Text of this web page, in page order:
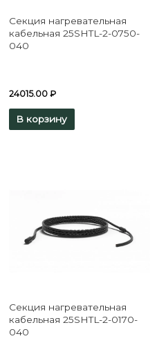
Секция нагревательная
кабельная 25SHTL-2-0750-
040
24015.00 ₽
В корзину
Секция нагревательная
кабельная 25SHTL-2-0170-
040